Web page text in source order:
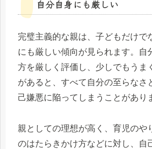
自分自身にも厳しい
完璧主義的な親は、子どもだけで
にも厳しい傾向が見られます。自
方を厳しく評価し、少しでもうま
があると、すべて自分の至らなさ
己嫌悪に陥ってしまうことがあり
親としての理想が高く、育児のや
のはたらきかけ方などに対し、自